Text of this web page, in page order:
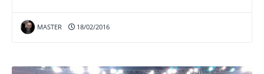
MASTER 18/02/2016